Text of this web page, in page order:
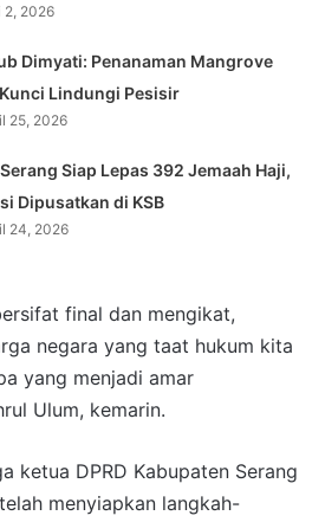
2, 2026
Dimyati: Penanaman Mangrove
Lindungi Pesisir
25, 2026
Siap Lepas 392 Jemaah Haji,
Dipusatkan di KSB
24, 2026
final dan mengikat,
negara yang taat hukum kita
yang menjadi amar
Ulum, kemarin.
ketua DPRD Kabupaten Serang
menyiapkan langkah-